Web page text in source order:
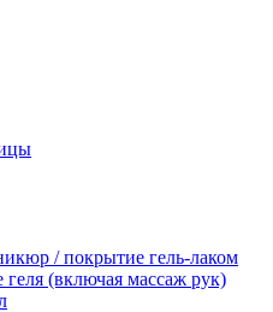
/ покрытие гель-лаком
геля (включая массаж рук)